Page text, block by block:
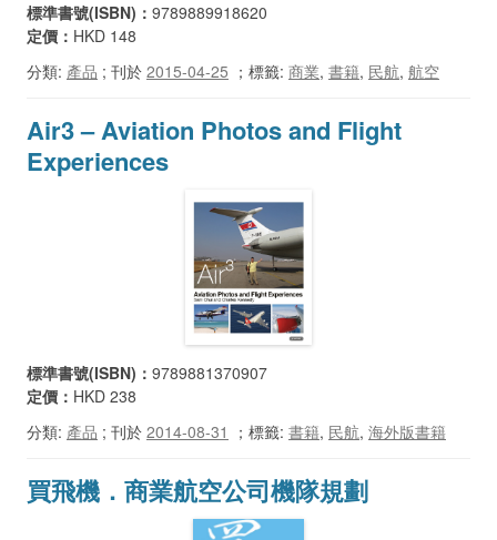
標準書號(ISBN)： 9789889918620
定價： HKD 148
分類: 產品 ; 刊於 2015-04-25 ； 標籤: 商業, 書籍, 民航, 航空
Air3 – Aviation Photos and Flight
Experiences
標準書號(ISBN)： 9789881370907
定價： HKD 238
分類: 產品 ; 刊於 2014-08-31 ； 標籤: 書籍, 民航, 海外版書籍
買飛機．商業航空公司機隊規劃